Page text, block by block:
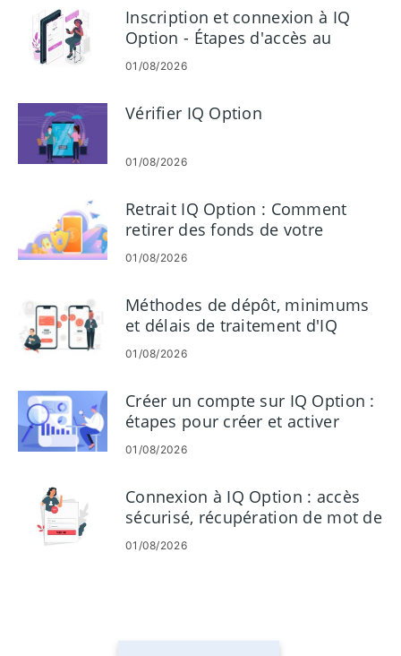
Inscription et connexion à IQ
Option - Étapes d'accès au
compte
01/08/2026
Vérifier IQ Option
01/08/2026
Retrait IQ Option : Comment
retirer des fonds de votre
compte
01/08/2026
Méthodes de dépôt, minimums
et délais de traitement d'IQ
Option
01/08/2026
Créer un compte sur IQ Option :
étapes pour créer et activer
01/08/2026
Connexion à IQ Option : accès
sécurisé, récupération de mot de
passe et dépannage
01/08/2026